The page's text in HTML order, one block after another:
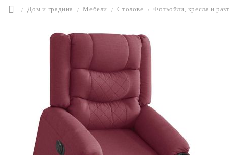
Дом и градина Мебели Столове Фотьойли, кресла и